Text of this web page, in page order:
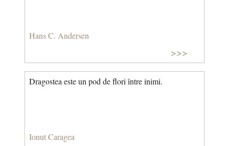
Hans C. Andersen
>>>
Dragostea este un pod de flori între inimi.
Ionut Caragea